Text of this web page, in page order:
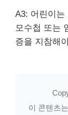
A3: 어린이는
모수첩 또는
증을 지참해
이 콘텐츠